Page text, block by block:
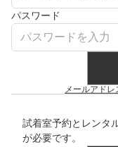
パスワード
メールアド
試着室予約とレンタ
が必要です。